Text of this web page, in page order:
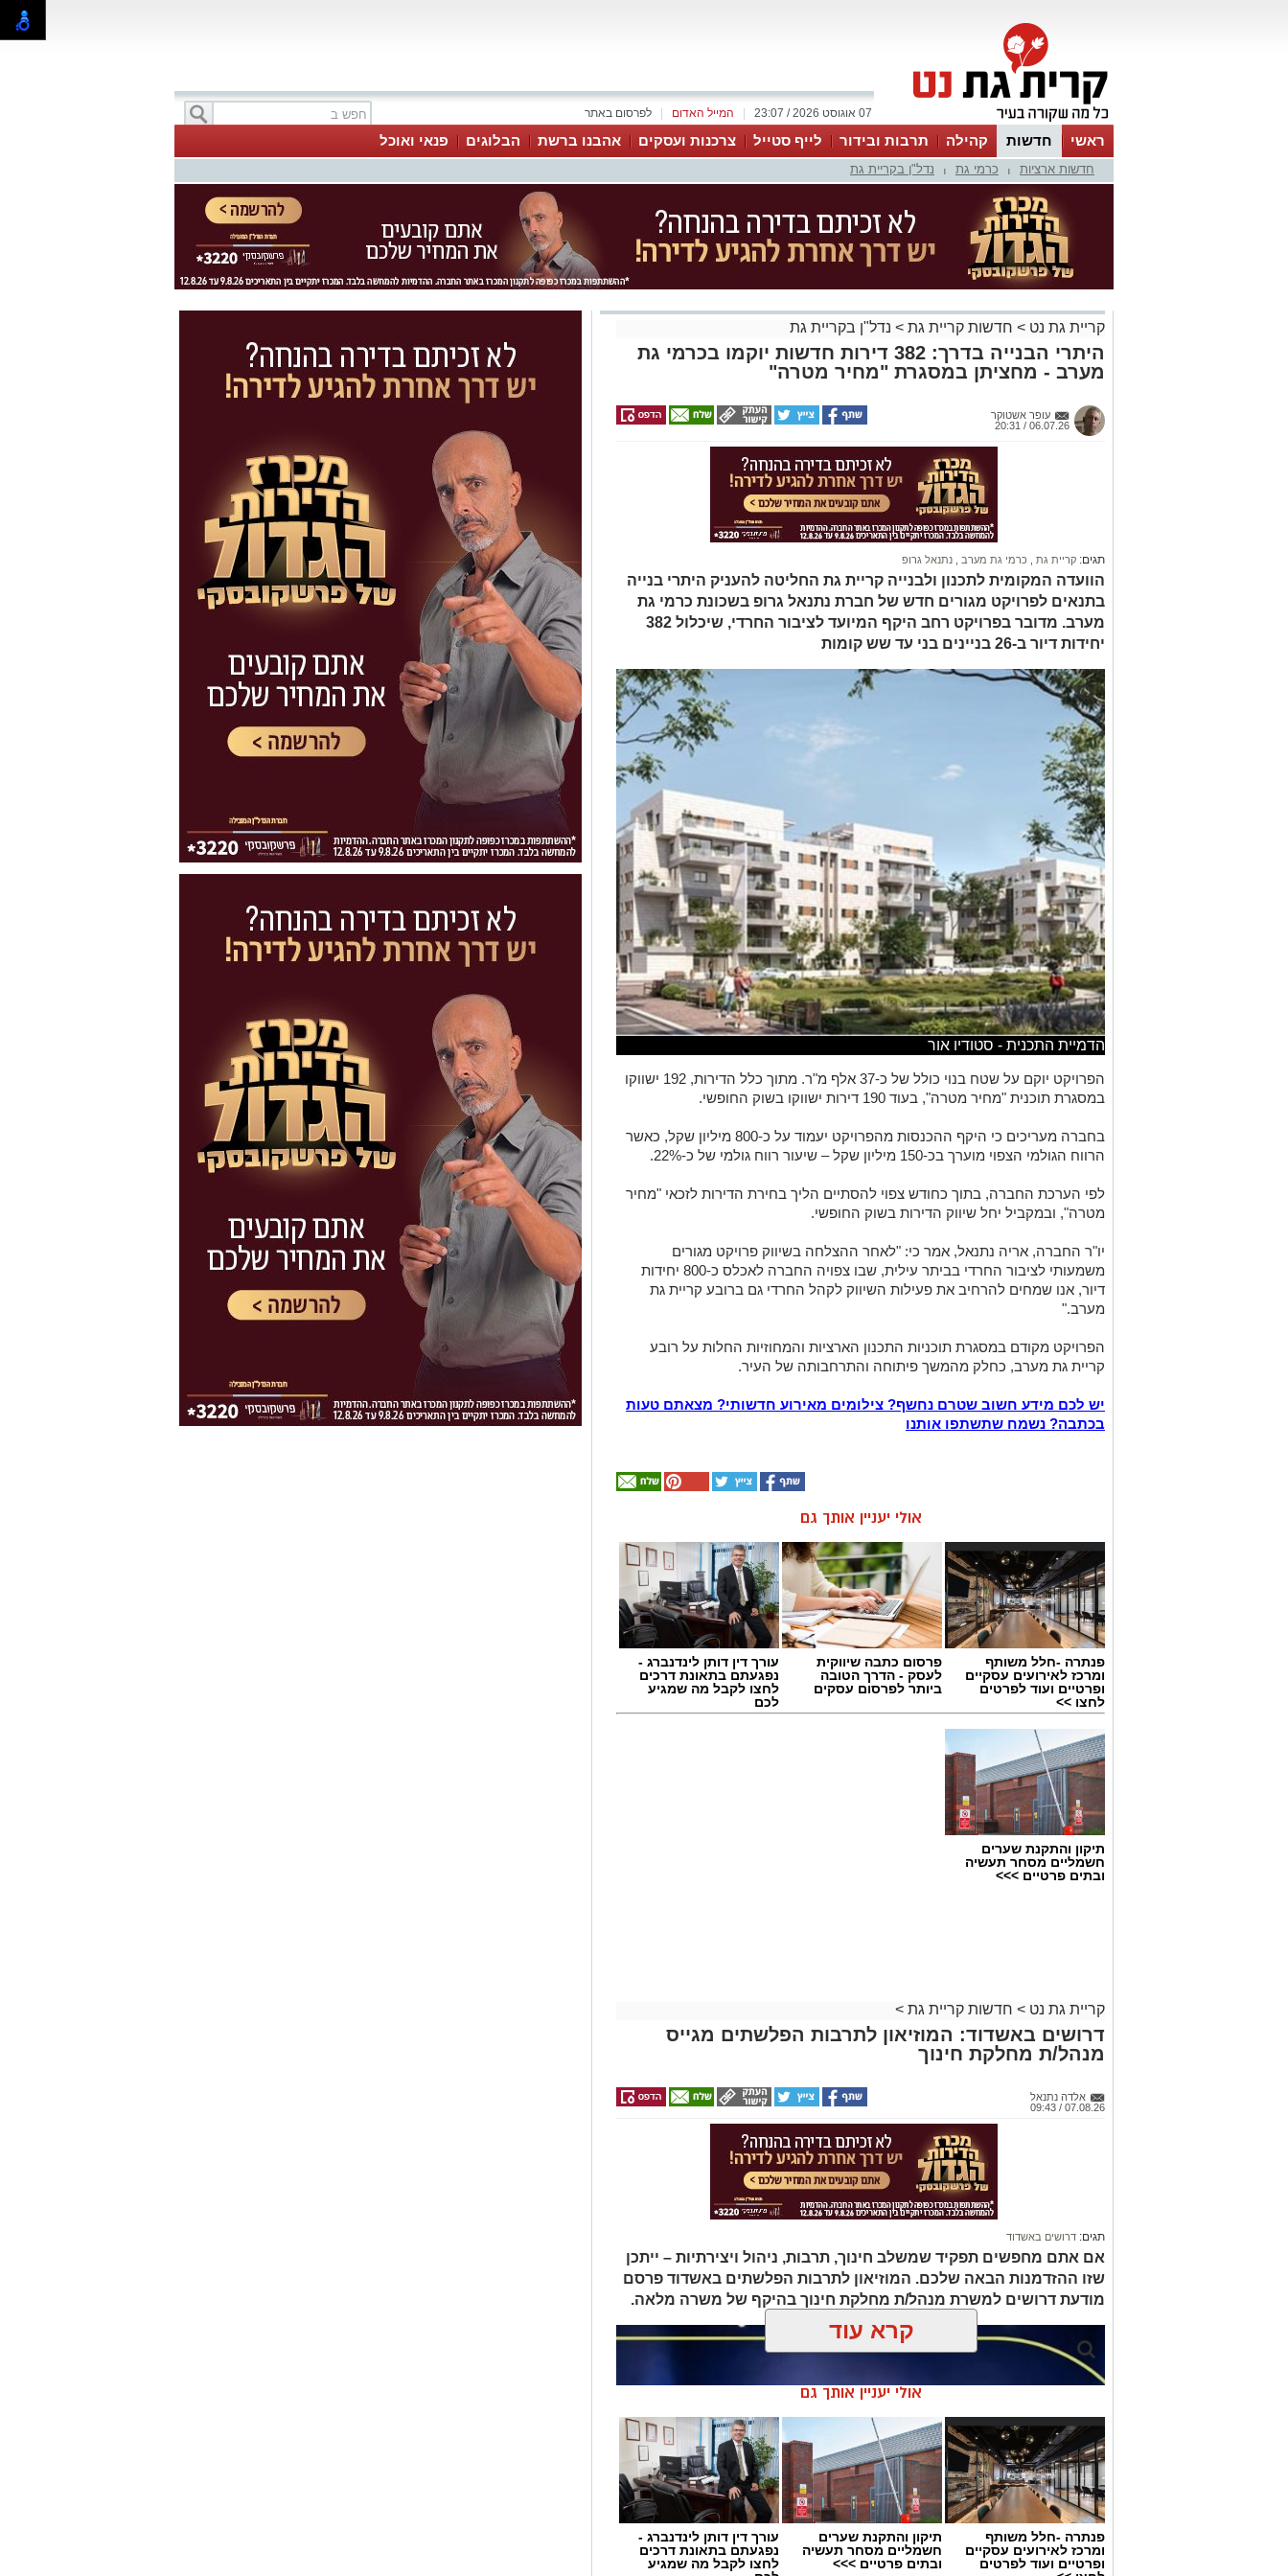
לפרסום באתר המייל האדום 07 אוגוסט 2026 / 23:07
ראשי חדשות קהילה תרבות ובידור לייף סטייל צרכנות ועסקים אהבנו ברשת הבלוגים פנאי ואוכל
חדשות ארציות כרמי גת נדל"ן בקריית גת
קריית גת נט > חדשות קריית גת > נדל"ן בקריית גת
היתרי הבנייה בדרך: 382 דירות חדשות יוקמו בכרמי גת
מערב - מחציתן במסגרת "מחיר מטרה"
עופר אשטוקר
06.07.26 / 20:31
תגים: קריית גת כרמי גת מערב נתנאל גרופ
הוועדה המקומית לתכנון ולבנייה קריית גת החליטה להעניק היתרי בנייה
בתנאים לפרויקט מגורים חדש של חברת נתנאל גרופ בשכונת כרמי גת
מערב. מדובר בפרויקט רחב היקף המיועד לציבור החרדי, שיכלול 382
יחידות דיור ב-26 בניינים בני עד שש קומות
הדמיית התכנית - סטודיו אור
הפרויקט יוקם על שטח בנוי כולל של כ-37 אלף מ"ר. מתוך כלל הדירות, 192 ישווקו
במסגרת תוכנית "מחיר מטרה", בעוד 190 דירות ישווקו בשוק החופשי.
בחברה מעריכים כי היקף ההכנסות מהפרויקט יעמוד על כ-800 מיליון שקל, כאשר
הרווח הגולמי הצפוי מוערך בכ-150 מיליון שקל – שיעור רווח גולמי של כ-22%.
לפי הערכת החברה, בתוך כחודש צפוי להסתיים הליך בחירת הדירות לזכאי "מחיר
מטרה", ובמקביל יחל שיווק הדירות בשוק החופשי.
יו"ר החברה, אריה נתנאל, אמר כי: "לאחר ההצלחה בשיווק פרויקט מגורים
משמעותי לציבור החרדי בביתר עילית, שבו צפויה החברה לאכלס כ-800 יחידות
דיור, אנו שמחים להרחיב את פעילות השיווק לקהל החרדי גם ברובע קריית גת
מערב."
הפרויקט מקודם במסגרת תוכניות התכנון הארציות והמחוזיות החלות על רובע
קריית גת מערב, כחלק מהמשך פיתוחה והתרחבותה של העיר.
יש לכם מידע חשוב שטרם נחשף? צילומים מאירוע חדשותי? מצאתם טעות
בכתבה? נשמח שתשתפו אותנו
אולי יעניין אותך גם
פנתרה -חלל משותף
ומרכז לאירועים עסקיים
ופרטיים ועוד לפרטים
לחצו >>
פרסום כתבה שיווקית
לעסק - הדרך הטובה
ביותר לפרסום עסקים
עורך דין דותן לינדנברג -
נפגעתם בתאונת דרכים
לחצו לקבל מה שמגיע
לכם
תיקון והתקנת שערים
חשמליים מסחר תעשיה
ובתים פרטיים >>>
קריית גת נט > חדשות קריית גת >
דרושים באשדוד: המוזיאון לתרבות הפלשתים מגייס
מנהל/ת מחלקת חינוך
אלדה נתנאל
07.08.26 / 09:43
תגים: דרושים באשדוד
אם אתם מחפשים תפקיד שמשלב חינוך, תרבות, ניהול ויצירתיות – ייתכן
שזו ההזדמנות הבאה שלכם. המוזיאון לתרבות הפלשתים באשדוד פרסם
מודעת דרושים למשרת מנהל/ת מחלקת חינוך בהיקף של משרה מלאה.
קרא עוד
אולי יעניין אותך גם
פנתרה -חלל משותף
ומרכז לאירועים עסקיים
ופרטיים ועוד לפרטים
תיקון והתקנת שערים
חשמליים מסחר תעשיה
ובתים פרטיים >>>
עורך דין דותן לינדנברג -
נפגעתם בתאונת דרכים
לחצו לקבל מה שמגיע